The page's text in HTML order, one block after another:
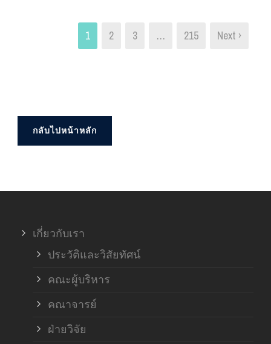
1 2 3 … 215 Next ›
กลับไปหน้าหลัก
เกี่ยวกับเรา
ประวัติและวิสัยทัศน์
คณะผู้บริหาร
คณาจารย์
ฝ่ายวิจัย